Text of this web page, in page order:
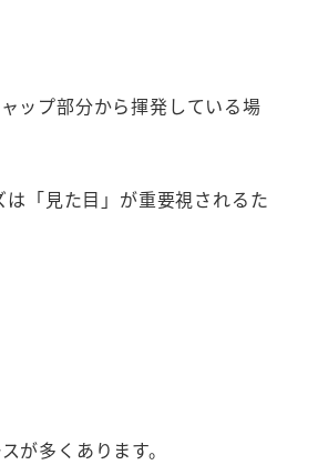
ップ部分から揮発している場
「見た目」が重要視されるた
が多くあります。